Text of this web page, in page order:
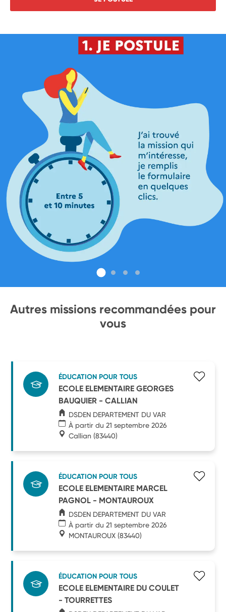
Autres missions recommandées pour
vous
ÉDUCATION POUR TOUS
ECOLE ELEMENTAIRE GEORGES
BAUQUIER - CALLIAN
DSDEN DEPARTEMENT DU VAR
À partir du 21 septembre 2026
Callian (83440)
ÉDUCATION POUR TOUS
ECOLE ELEMENTAIRE MARCEL
PAGNOL - MONTAUROUX
DSDEN DEPARTEMENT DU VAR
À partir du 21 septembre 2026
MONTAUROUX (83440)
ÉDUCATION POUR TOUS
ECOLE ELEMENTAIRE DU COULET
- TOURRETTES